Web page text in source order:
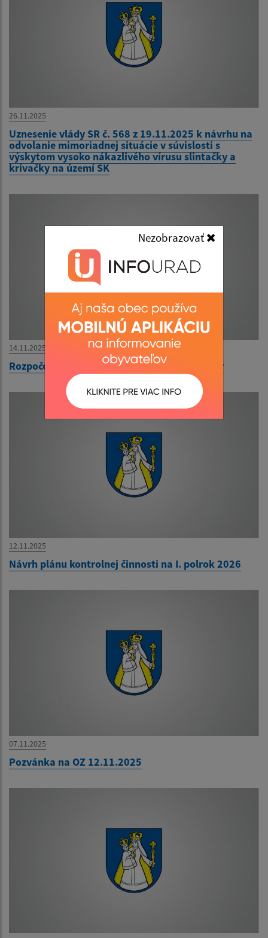
Nezobrazovať
26.11.2025
Uznesenie vlády SR č. 568 z 19.11.2025 k návrhu na
odvolanie mimoriadnej situácie v súvislosti s
výskytom vysoko nákazlivého vírusu slintačky a
krívačky na území SK
14.11.2025
Rozpočet obce Ľubotín 2026-2028 - schválený
12.11.2025
Návrh plánu kontrolnej činnosti na I. polrok 2026
07.11.2025
Pozvánka na OZ 12.11.2025